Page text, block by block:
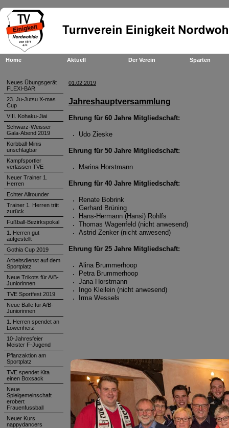
Home Aktuell Der Verein Sparten
01.02.2019
Jahreshauptversammlung
Ehrung für 60 Jahre Mitgliedschaft:
Udo Zieske
Ehrung für 50 Jahre Mitgliedschaft:
Marina Horstmann
Ehrung für 40 Jahre Mitgliedschaft:
Renate Bobrink
Gerhard Brüning
Hans-Hermann (Hansi) Rohlfs
Thomas Wagenfeld (nicht anwesend)
Astrid Zenker (nicht anwesend)
Ehrung für 25 Jahre Mitgliedschaft:
Alina Brummerhoop
Petra Brummerhoop
Jana Horstmann
Ingo Kleilein (nicht anwesend)
Irma Wessels
Neues Übungsgerät
FLEXI-BAR
23. Ju-Jutsu X-mas
Cup
VIII. Kohaku-Jiai
Schwarz-Weisser
Gala-Abend 2019
Korbball-Minis
unschlagbar
Kampfsportler
verlassen TVE
Neuer Trainer 1.
Herren
Echter Allrounder
Trainer 1. Herren tritt
zurück
Fußball-Bezirkspokal
1. Herren gut
aufgestellt
Gothia Cup 2019
Arbeitsdienst auf dem
Sportplatz
Neue Trikots für A/B-
Juniorinnen
TVE Sportfest 2019
Neue Bälle für A/B-
Juniorinnen
1. Herren spendet an
Löwenherz
10-Jahresfeier
Meister F-Jugend
Pflanzaktion am
Sportplatz
TVE spendet Kita
einen Boxsack
Neue
Spielgemeinschaft
erobert
Frauenfussball
Neuer Kurs
nappydancers